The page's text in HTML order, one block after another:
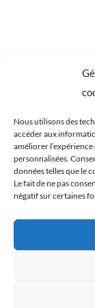
Nous utilisons des
accéder aux
améliorer
personnalisées.
données telles que le
Le fait de ne pas
négatif sur certaines
Tous les
exclusive.